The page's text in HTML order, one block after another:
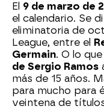
El 9 de marzo de
el calendario. Se
eliminatoria de
League, entre el
Germain. O lo
de Sergio Ramos
más de 15 años.
para mucho para
veintena de